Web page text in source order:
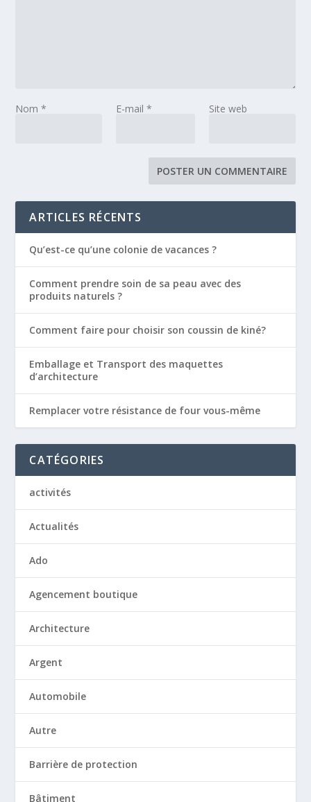
Nom* E-mail * Site web
ARTICLES RÉCENTS
Qu’est-ce qu’une colonie de vacances ?
Comment prendre soin de sa peau avec des
produits naturels ?
Comment faire pour choisir son coussin de kiné?
Emballage et Transport des maquettes
d’architecture
Remplacer votre résistance de four vous-même
CATÉGORIES
activités
Actualités
Ado
Agencement boutique
Architecture
Argent
Automobile
Autre
Barrière de protection
Bâtiment